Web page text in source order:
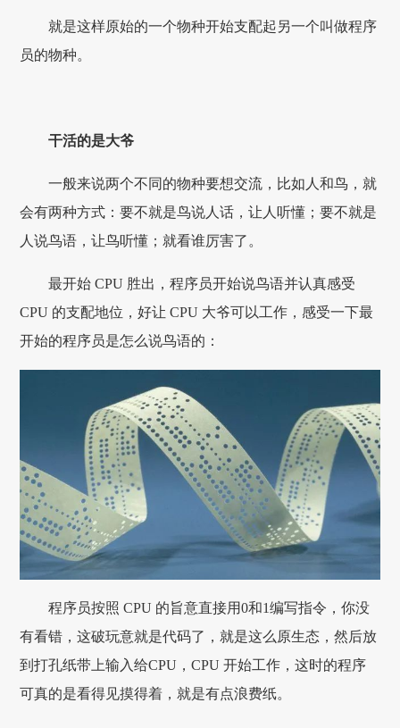
就是这样原始的一个物种开始支配起另一个叫做程序
员的物种。
干活的是大爷
一般来说两个不同的物种要想交流，比如人和鸟，就
会有两种方式：要不就是鸟说人话，让人听懂；要不就是
人说鸟语，让鸟听懂；就看谁厉害了。
最开始 CPU 胜出，程序员开始说鸟语并认真感受
CPU 的支配地位，好让 CPU 大爷可以工作，感受一下最
开始的程序员是怎么说鸟语的：
程序员按照 CPU 的旨意直接用0和1编写指令，你没
有看错，这破玩意就是代码了，就是这么原生态，然后放
到打孔纸带上输入给CPU，CPU 开始工作，这时的程序
可真的是看得见摸得着，就是有点浪费纸。